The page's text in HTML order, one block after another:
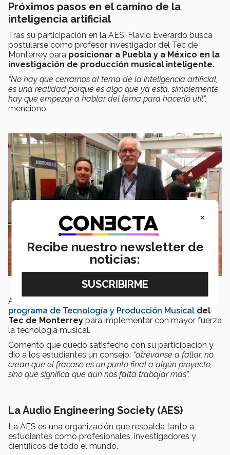
Próximos pasos en el camino de la
inteligencia artificial
Tras su participación en la AES, Flavio Everardo busca
postularse como profesor investigador del Tec de
Monterrey para posicionar a Puebla y a México en la
investigación de producción musical inteligente.
“No hay que cerrarnos al tema de la inteligencia artificial,
es una realidad porque es algo que ya está, simplemente
hay que empezar a hablar del tema para hacerlo útil”,
mencionó.
Además, busca seguir ayudando con la
programa de Tecnología y Producción Musical del
Tec de Monterrey para implementar con mayor fuerza
la tecnología musical.
Comentó que quedó satisfecho con su participación y
dio a los estudiantes un consejo: “atrévanse a fallar, no
crean que el fracaso es un punto final a algún proyecto,
sino que significa que aún nos falta trabajar más”.
La Audio Engineering Society (AES)
La AES es una organización que respalda tanto a
estudiantes como profesionales, investigadores y
científicos de todo el mundo.
×
Recibe nuestro newsletter de
noticias: